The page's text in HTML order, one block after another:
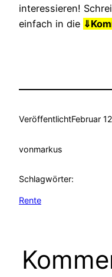
interessieren!
einfach in die ⇓
VeröffentlichtFebruar
vonmarkus
Schlagwörter:
Rente